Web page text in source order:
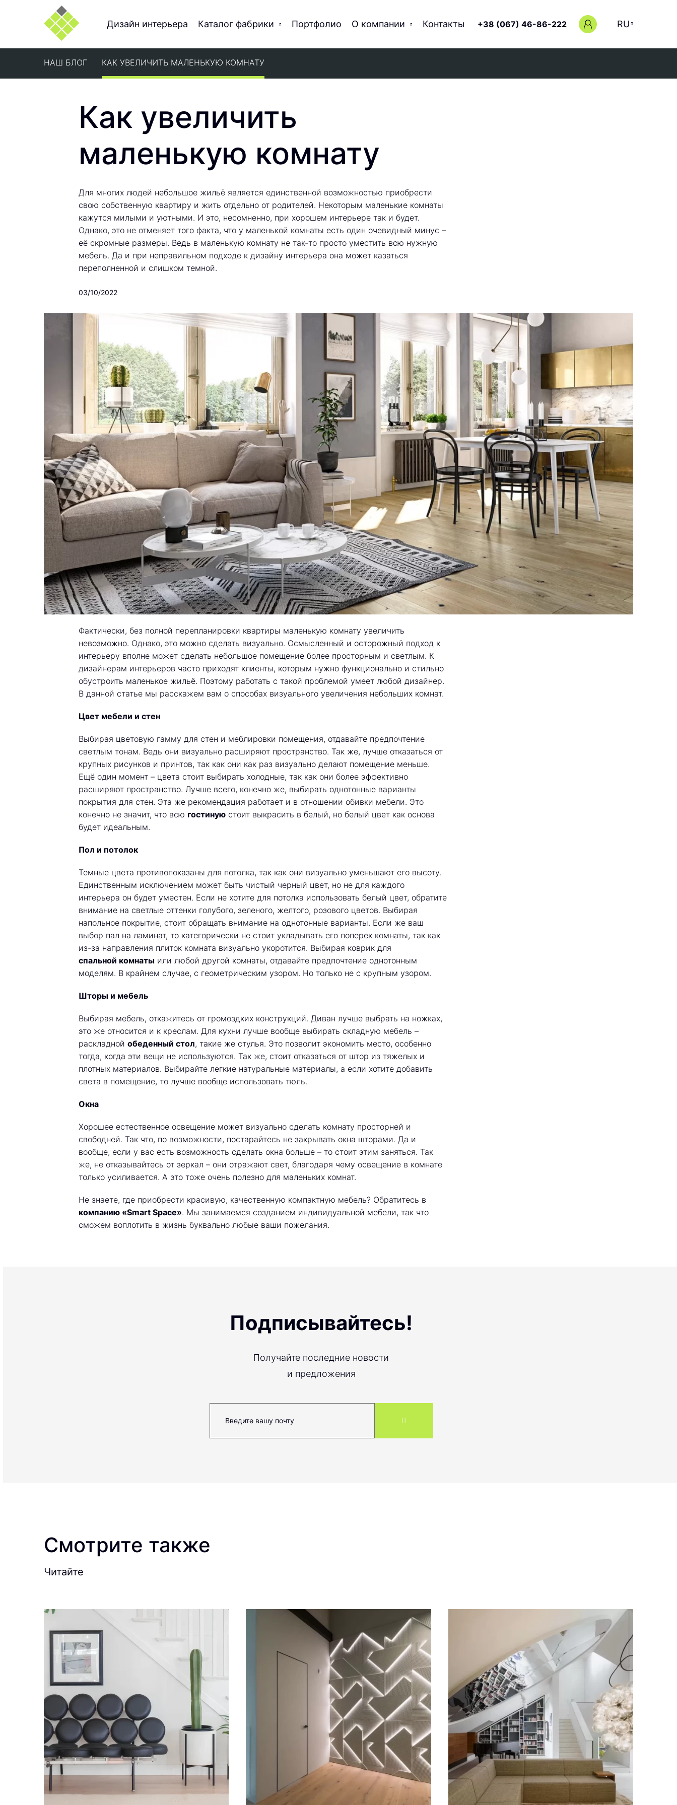
Дизайн интерьера Каталог фабрики Портфолио О компании Контакты +38 (067) 46-86-222 RU
НАШ БЛОГ КАК УВЕЛИЧИТЬ МАЛЕНЬКУЮ КОМНАТУ
Как увеличить
маленькую комнату
Для многих людей небольшое жильё является единственной возможностью приобрести
свою собственную квартиру и жить отдельно от родителей. Некоторым маленькие комнаты
кажутся милыми и уютными. И это, несомненно, при хорошем интерьере так и будет.
Однако, это не отменяет того факта, что у маленькой комнаты есть один очевидный минус –
её скромные размеры. Ведь в маленькую комнату не так-то просто уместить всю нужную
мебель. Да и при неправильном подходе к дизайну интерьера она может казаться
переполненной и слишком темной.
03/10/2022
Фактически, без полной перепланировки квартиры маленькую комнату увеличить
невозможно. Однако, это можно сделать визуально. Осмысленный и осторожный подход к
интерьеру вполне может сделать небольшое помещение более просторным и светлым. К
дизайнерам интерьеров часто приходят клиенты, которым нужно функционально и стильно
обустроить маленькое жильё. Поэтому работать с такой проблемой умеет любой дизайнер.
В данной статье мы расскажем вам о способах визуального увеличения небольших комнат.
Цвет мебели и стен
Выбирая цветовую гамму для стен и меблировки помещения, отдавайте предпочтение
светлым тонам. Ведь они визуально расширяют пространство. Так же, лучше отказаться от
крупных рисунков и принтов, так как они как раз визуально делают помещение меньше.
Ещё один момент – цвета стоит выбирать холодные, так как они более эффективно
расширяют пространство. Лучше всего, конечно же, выбирать однотонные варианты
покрытия для стен. Эта же рекомендация работает и в отношении обивки мебели. Это
конечно не значит, что всю гостиную стоит выкрасить в белый, но белый цвет как основа
будет идеальным.
Пол и потолок
Темные цвета противопоказаны для потолка, так как они визуально уменьшают его высоту.
Единственным исключением может быть чистый черный цвет, но не для каждого
интерьера он будет уместен. Если не хотите для потолка использовать белый цвет, обратите
внимание на светлые оттенки голубого, зеленого, желтого, розового цветов. Выбирая
напольное покрытие, стоит обращать внимание на однотонные варианты. Если же ваш
выбор пал на ламинат, то категорически не стоит укладывать его поперек комнаты, так как
из-за направления плиток комната визуально укоротится. Выбирая коврик для
спальной комнаты или любой другой комнаты, отдавайте предпочтение однотонным
моделям. В крайнем случае, с геометрическим узором. Но только не с крупным узором.
Шторы и мебель
Выбирая мебель, откажитесь от громоздких конструкций. Диван лучше выбрать на ножках,
это же относится и к креслам. Для кухни лучше вообще выбирать складную мебель –
раскладной обеденный стол, такие же стулья. Это позволит экономить место, особенно
тогда, когда эти вещи не используются. Так же, стоит отказаться от штор из тяжелых и
плотных материалов. Выбирайте легкие натуральные материалы, а если хотите добавить
света в помещение, то лучше вообще использовать тюль.
Окна
Хорошее естественное освещение может визуально сделать комнату просторней и
свободней. Так что, по возможности, постарайтесь не закрывать окна шторами. Да и
вообще, если у вас есть возможность сделать окна больше – то стоит этим заняться. Так
же, не отказывайтесь от зеркал – они отражают свет, благодаря чему освещение в комнате
только усиливается. А это тоже очень полезно для маленьких комнат.
Не знаете, где приобрести красивую, качественную компактную мебель? Обратитесь в
компанию «Smart Space». Мы занимаемся созданием индивидуальной мебели, так что
сможем воплотить в жизнь буквально любые ваши пожелания.
Подписывайтесь!
Получайте последние новости
и предложения
Смотрите также
Читайте